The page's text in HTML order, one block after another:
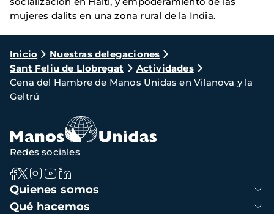
mujeres dalits en una zona rural de la India.
Ruta
de
navegación
Inicio
Nuestras delegaciones
Sant Feliu de Llobregat
Actividades
Cena del Hambre de Manos Unidas en Vilanova y la
Geltrú
Navegación
principal
Quienes somos
Qué hacemos
Redes sociales